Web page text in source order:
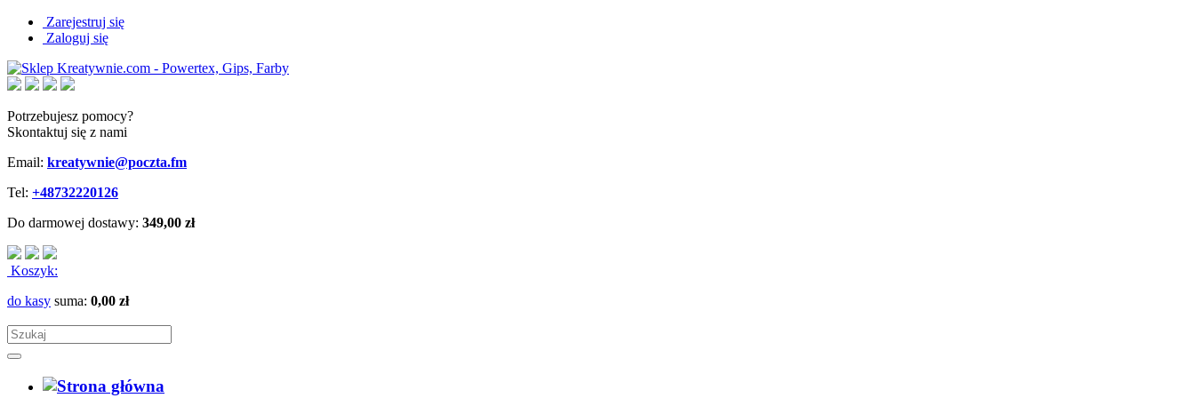
Zarejestruj się
Zaloguj się
Potrzebujesz pomocy?
Skontaktuj się z nami
Email: kreatywnie@poczta.fm
Tel: +48732220126
Do darmowej dostawy: 349,00 zł
Koszyk:
do kasy suma: 0,00 zł